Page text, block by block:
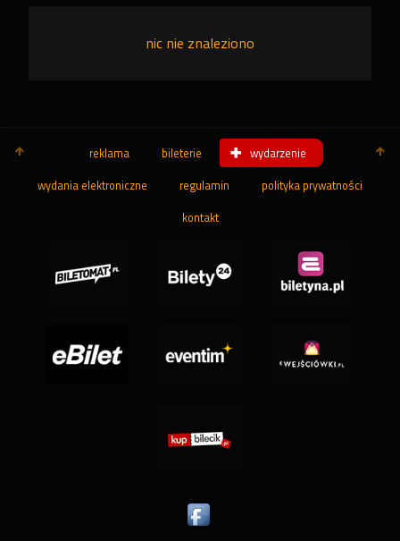
nic nie znaleziono
reklama bileterie wydarzenie
wydania elektroniczne regulamin polityka prywatności
kontakt